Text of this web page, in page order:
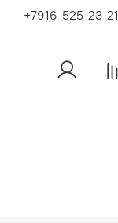
+7916-525-23-21